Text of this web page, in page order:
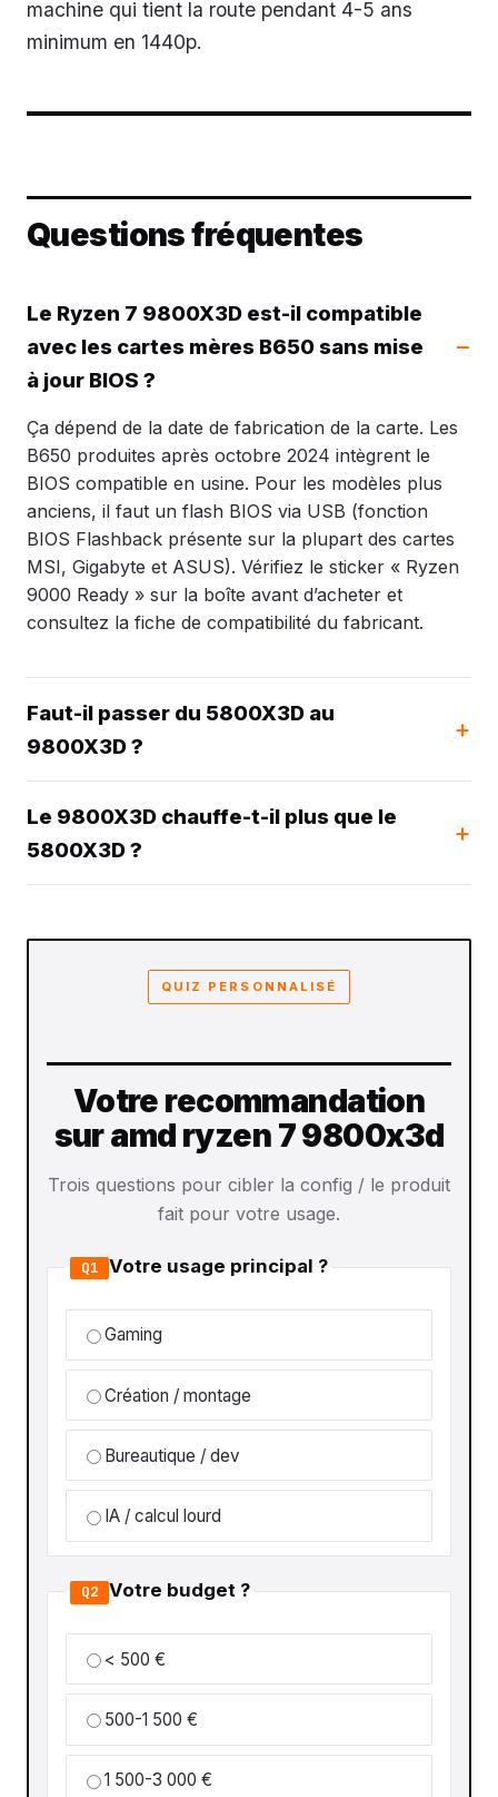
machine qui tient la route pendant 4-5 ans
minimum en 1440p.
Questions fréquentes
Le Ryzen 7 9800X3D est-il compatible
avec les cartes mères B650 sans mise
à jour BIOS ?
Ça dépend de la date de fabrication de la carte. Les
B650 produites après octobre 2024 intègrent le
BIOS compatible en usine. Pour les modèles plus
anciens, il faut un flash BIOS via USB (fonction
BIOS Flashback présente sur la plupart des cartes
MSI, Gigabyte et ASUS). Vérifiez le sticker « Ryzen
9000 Ready » sur la boîte avant d’acheter et
consultez la fiche de compatibilité du fabricant.
Faut-il passer du 5800X3D au
9800X3D ?
Le 9800X3D chauffe-t-il plus que le
5800X3D ?
QUIZ PERSONNALISÉ
Votre recommandation
sur amd ryzen 7 9800x3d
Trois questions pour cibler la config / le produit
fait pour votre usage.
Q1 Votre usage principal ?
Gaming
Création / montage
Bureautique / dev
IA / calcul lourd
Q2 Votre budget ?
< 500 €
500-1 500 €
1 500-3 000 €